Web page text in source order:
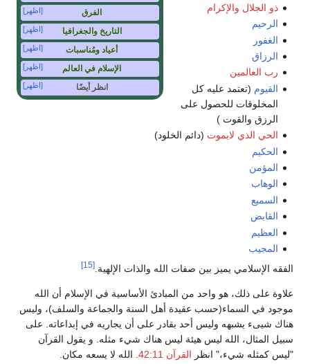
الفرق [اظهر]
التاريخ والجغرافيا [اظهر]
أعياد ومُناسبات [اظهر]
الإسلام في العالم [اظهر]
انظر أيضًا [اظهر]
ذو الجلال والإكرام
الرحيم
الغفور
الرزاق
رب العالمين
القيوم (تعتمد عليه كل
المخلوقات للحصول على
الرزق والقوت )
الحي الذي لايموت (دائم الخلود)
الحكيم
المؤمن
الوهاب
السميع
القابض
العظيم
المجيب
الفقه الإسلامي يميز بين صفات الله والذات الإلهية. [15]
علاوة على ذلك، هو واحد من المبادئ الأساسية في الإسلام أن الله
موجود في السماء(حسب عقيدة أهل السنة والجماعة والسلف)، وليس
هناك شيىء يشبهه وليس أحد بقادر على أن يجاريه في إبداعاته. على
سبيل المثال، الله ليس هيئة ليس هناك شيء مثله. و يقول القرآن
"ليس كمثله شيء،" انظر القرآن 42:11 . الله لا يسعه مكان.